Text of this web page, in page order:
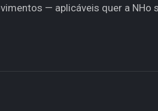
— aplicáveis quer a NHo